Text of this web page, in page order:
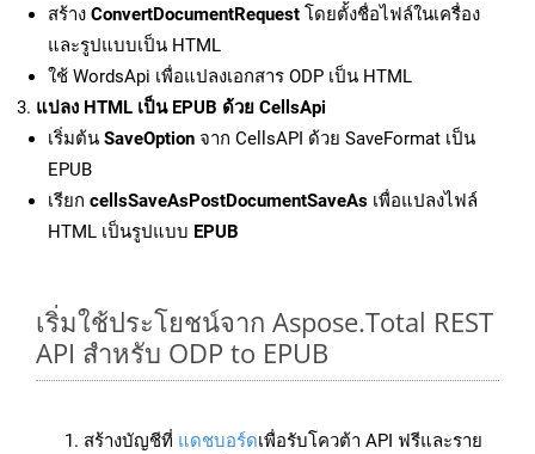
สร้าง ConvertDocumentRequest โดยตั้งชื่อไฟล์ในเครื่อง
และรูปแบบเป็น HTML
ใช้ WordsApi เพื่อแปลงเอกสาร ODP เป็น HTML
แปลง HTML เป็น EPUB ด้วย CellsApi
เริ่มต้น SaveOption จาก CellsAPI ด้วย SaveFormat เป็น
EPUB
เรียก cellsSaveAsPostDocumentSaveAs เพื่อแปลงไฟล์
HTML เป็นรูปแบบ EPUB
เริ่มใช้ประโยชน์จาก Aspose.Total REST
API สำหรับ ODP to EPUB
สร้างบัญชีที่ แดชบอร์ดเพื่อรับโควต้า API ฟรีและราย